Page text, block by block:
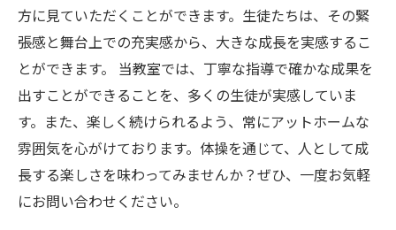
方に見ていただくことができます。生徒たちは、その緊
張感と舞台上での充実感から、大きな成長を実感するこ
とができます。 当教室では、丁寧な指導で確かな成果を
出すことができることを、多くの生徒が実感していま
す。また、楽しく続けられるよう、常にアットホームな
雰囲気を心がけております。体操を通じて、人として成
長する楽しさを味わってみませんか？ぜひ、一度お気軽
にお問い合わせください。